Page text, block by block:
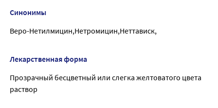
Синонимы
Веро-Нетилмицин,Нетромицин,Неттависк,
Лекарственная форма
Прозрачный бесцветный или слегка желтоватого цвета
раствор